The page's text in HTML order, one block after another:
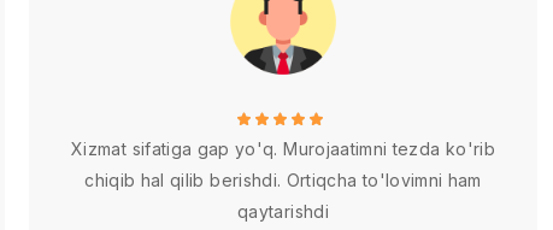
Xizmat sifatiga gap yo'q. Murojaatimni tezda ko'rib
chiqib hal qilib berishdi. Ortiqcha to'lovimni ham
qaytarishdi